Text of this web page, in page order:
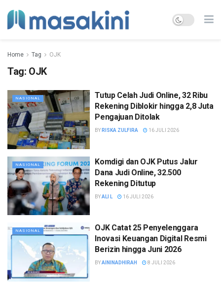
Home Tag OJK
Tag: OJK
NASIONAL
Tutup Celah Judi Online, 32 Ribu
Rekening Diblokir hingga 2,8 Juta
Pengajuan Ditolak
BY RISKA ZULFIRA 16 JULI 2026
NASIONAL
Komdigi dan OJK Putus Jalur
Dana Judi Online, 32.500
Rekening Ditutup
BYALI L 16 JULI 2026
NASIONAL
OJK Catat 25 Penyelenggara
Inovasi Keuangan Digital Resmi
Berizin hingga Juni 2026
BYAININADHIRAH 8 JULI 2026